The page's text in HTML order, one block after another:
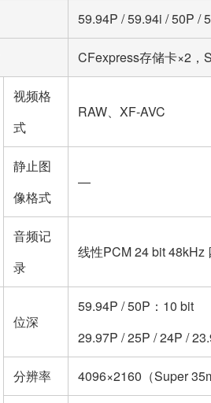
59.94P / 59.94i / 50P /
CFexpress存储卡×2，
视频格
式
RAW、XF-AVC
静止图
像格式
—
音频记
录
线性PCM 24 bit 48kHz
位深
59.94P / 50P：10 bit
29.97P / 25P / 24P /
分辨率 4096×2160（Super